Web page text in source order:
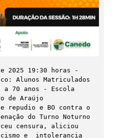
2025 19:30 horas -
Alunos Matriculados
a 70 anos - Escola
de Araújo
repudio e BO contra o
do Turno Noturno
censura, aliciou
e  intolerancia